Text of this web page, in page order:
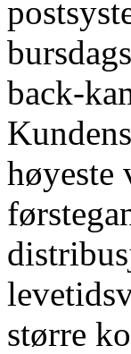
back-
høyeste
større